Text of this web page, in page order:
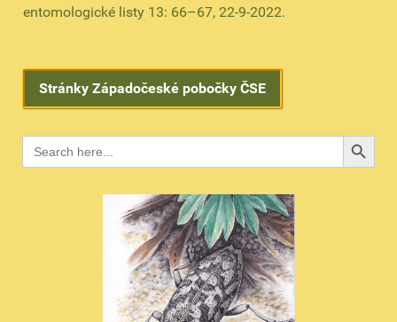
entomologické listy 13: 66–67, 22-9-2022.
Stránky Západočeské pobočky ČSE
Search
for:
Search